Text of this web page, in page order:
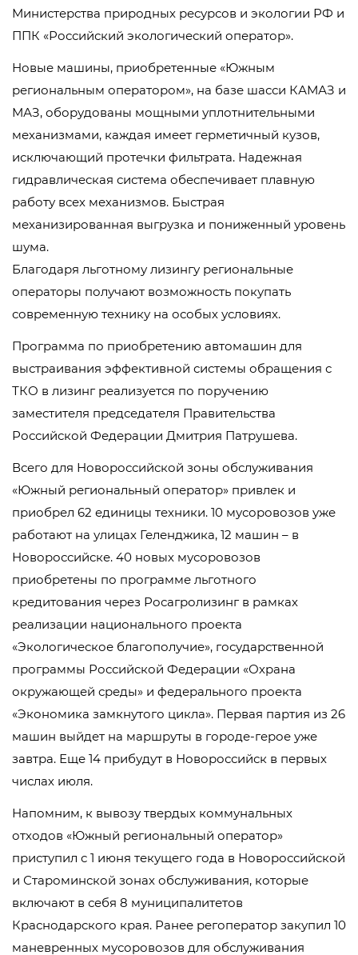
Министерства природных ресурсов и экологии РФ и
ППК «Российский экологический оператор».
Новые машины, приобретенные «Южным
региональным оператором», на базе шасси КАМАЗ и
МАЗ, оборудованы мощными уплотнительными
механизмами, каждая имеет герметичный кузов,
исключающий протечки фильтрата. Надежная
гидравлическая система обеспечивает плавную
работу всех механизмов. Быстрая
механизированная выгрузка и пониженный уровень
шума.
Благодаря льготному лизингу региональные
операторы получают возможность покупать
современную технику на особых условиях.
Программа по приобретению автомашин для
выстраивания эффективной системы обращения с
ТКО в лизинг реализуется по поручению
заместителя председателя Правительства
Российской Федерации Дмитрия Патрушева.
Всего для Новороссийской зоны обслуживания
«Южный региональный оператор» привлек и
приобрел 62 единицы техники. 10 мусоровозов уже
работают на улицах Геленджика, 12 машин – в
Новороссийске. 40 новых мусоровозов
приобретены по программе льготного
кредитования через Росагролизинг в рамках
реализации национального проекта
«Экологическое благополучие», государственной
программы Российской Федерации «Охрана
окружающей среды» и федерального проекта
«Экономика замкнутого цикла». Первая партия из 26
машин выйдет на маршруты в городе-герое уже
завтра. Еще 14 прибудут в Новороссийск в первых
числах июля.
Напомним, к вывозу твердых коммунальных
отходов «Южный региональный оператор»
приступил с 1 июня текущего года в Новороссийской
и Староминской зонах обслуживания, которые
включают в себя 8 муниципалитетов
Краснодарского края. Ранее регоператор закупил 10
маневренных мусоровозов для обслуживания